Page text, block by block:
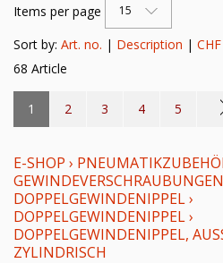
Items per page 15
Sort by: Art. no. | Description | CHF
68 Article
1 2 3 4 5
E-SHOP ›
GEWINDEVERSCHRAUBUNGEN
DOPPELGEWINDENIPPEL›
DOPPELGEWINDENIPPEL›
DOPPELGEWINDENIPPEL,
YLINDRISCH